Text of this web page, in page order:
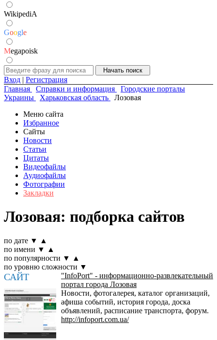
WikipediA
Google
Megapoisk
Вход | Регистрация
Главная
Справки и информация
Городские порталы
Украины
Харьковская область
Лозовая
Меню сайта
Избранное
Сайты
Новости
Статьи
Цитаты
Видеофайлы
Аудиофайлы
Фотографии
Закладки
Лозовая: подборка сайтов
по дате ▼
▲
по имени ▼
▲
по популярности ▼
▲
по уровню сложности ▼
САЙТ
"InfoPort" - информационно-развлекательный
портал города Лозовая
Новости, фотогалерея, каталог организаций,
афиша событий, история города, доска
объявлений, расписание транспорта, форум.
http://infoport.com.ua/